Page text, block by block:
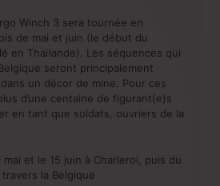
Winch 3 sera tournée en
de mai et juin (le début du
en Thaïlande). Les séquences qui
seront principalement
un décor de mine. Pour ces
d’une centaine de figurant(e)s
en tant que soldats, ouvriers de la
et le 15 juin à Charleroi, puis du
la Belgique